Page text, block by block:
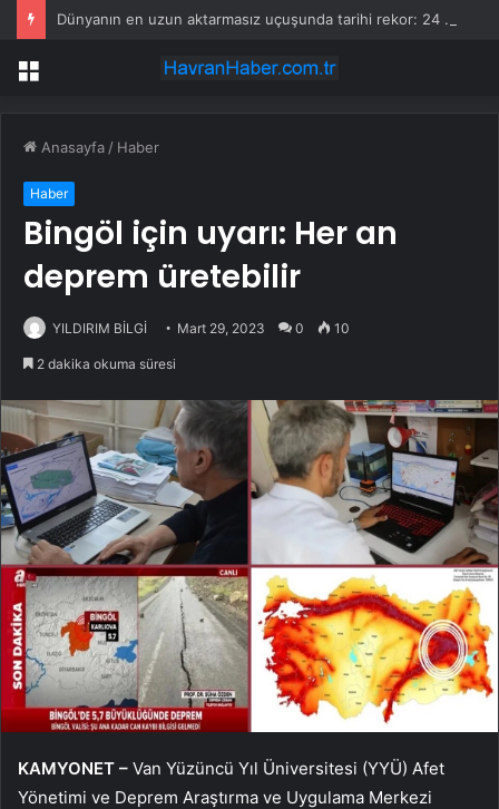
Dünyanın en uzun aktarmasız uçuşunda tarihi rekor: 24 saatten fazla havada kaldılar
Menü
Anasayfa / Haber
Haber
Bingöl için uyarı: Her an
deprem üretebilir
YILDIRIM BİLGİ Mart 29, 2023 0 10
2 dakika okuma süresi
KAMYONET – Van Yüzüncü Yıl Üniversitesi (YYÜ) Afet
Yönetimi ve Deprem Araştırma ve Uygulama Merkezi